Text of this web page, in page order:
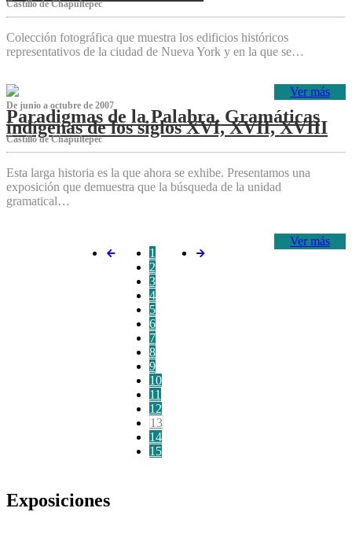
Castillo de Chapultepec
Colección fotográfica que muestra los edificios históricos
representativos de la ciudad de Nueva York y en la que se…
Ver más
De junio a octubre de 2007
Paradigmas de la Palabra. Gramáticas
indígenas de los siglos XVI, XVII, XVIII
Castillo de Chapultepec
Esta larga historia es la que ahora se exhibe. Presentamos una
exposición que demuestra que la búsqueda de la unidad
gramatical…
Ver más
1
2
3
4
5
6
7
8
9
10
11
12
13
14
15
Exposiciones